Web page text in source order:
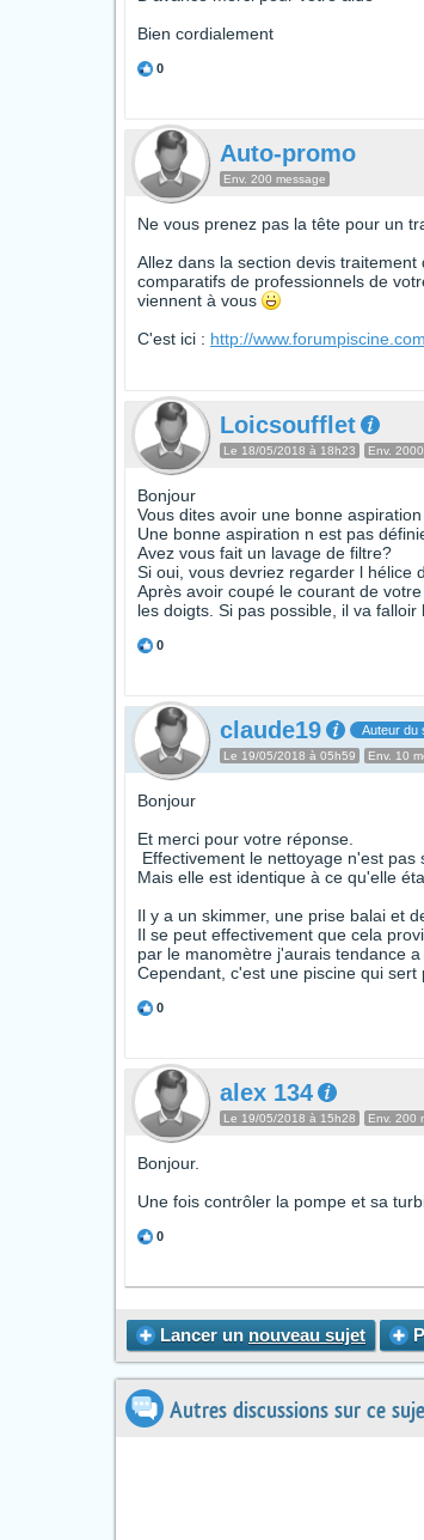
Bien cordialement
0
Auto-promo
Env. 200 message
Ne vous prenez pas la tête pour un
Allez dans la section devis
comparatifs de professionnels de
viennent à vous
C'est ici : http://
Loicsoufflet
Le 18/05/2018 à 18h23 Env.
Bonjour
Vous dites avoir une bonne
Une bonne aspiration n est pas
Avez vous fait un lavage de filtre?
Si oui, vous devriez regarder l hélice
Après avoir coupé le courant de
les doigts. Si pas possible, il va falloir
0
claude19 Auteur du
Le 19/05/2018 à 05h59 Env. 10
Bonjour
Et merci pour votre réponse.
Effectivement le nettoyage n'est pas
Mais elle est identique à ce qu'elle
Il y a un skimmer, une prise balai et
Il se peut effectivement que cela
par le manomètre j'aurais tendance
Cependant, c'est une piscine qui
0
alex 134
Le 19/05/2018 à 15h28 Env. 200
Bonjour.
Une fois contrôler la pompe et sa
0
Lancer un nouveau sujet
Autres discussions sur ce